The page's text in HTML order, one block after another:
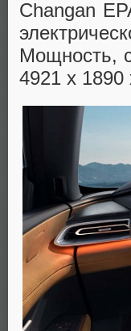
Changan
Мощность,
4921 х